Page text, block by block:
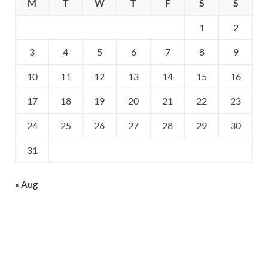
M T W T F S S
1 2
3 4 5 6 7 8 9
10 11 12 13 14 15 16
17 18 19 20 21 22 23
24 25 26 27 28 29 30
31
« Aug